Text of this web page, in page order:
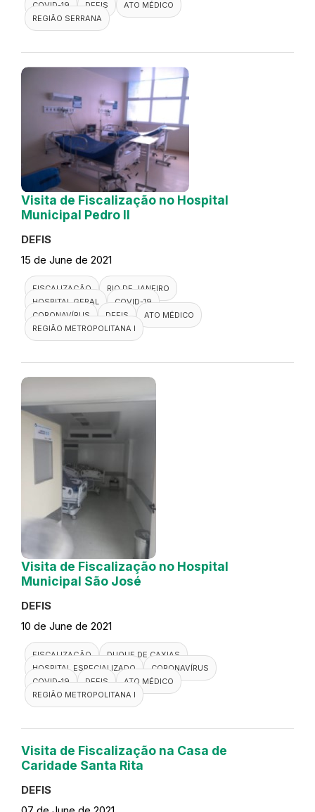
COVID-19 DEFIS
ATO MÉDICO
REGIÃO SERRANA
Visita de Fiscalização no Hospital
Municipal Pedro II
DEFIS
15 de June de 2021
FISCALIZAÇÃO
RIO DE JANEIRO
HOSPITAL GERAL
COVID-19
CORONAVÍRUS
DEFIS
ATO MÉDICO
REGIÃO METROPOLITANA I
Visita de Fiscalização no Hospital
Municipal São José
DEFIS
10 de June de 2021
FISCALIZAÇÃO
DUQUE DE CAXIAS
HOSPITAL ESPECIALIZADO
CORONAVÍRUS
COVID-19
DEFIS
ATO MÉDICO
REGIÃO METROPOLITANA I
Visita de Fiscalização na Casa de
Caridade Santa Rita
DEFIS